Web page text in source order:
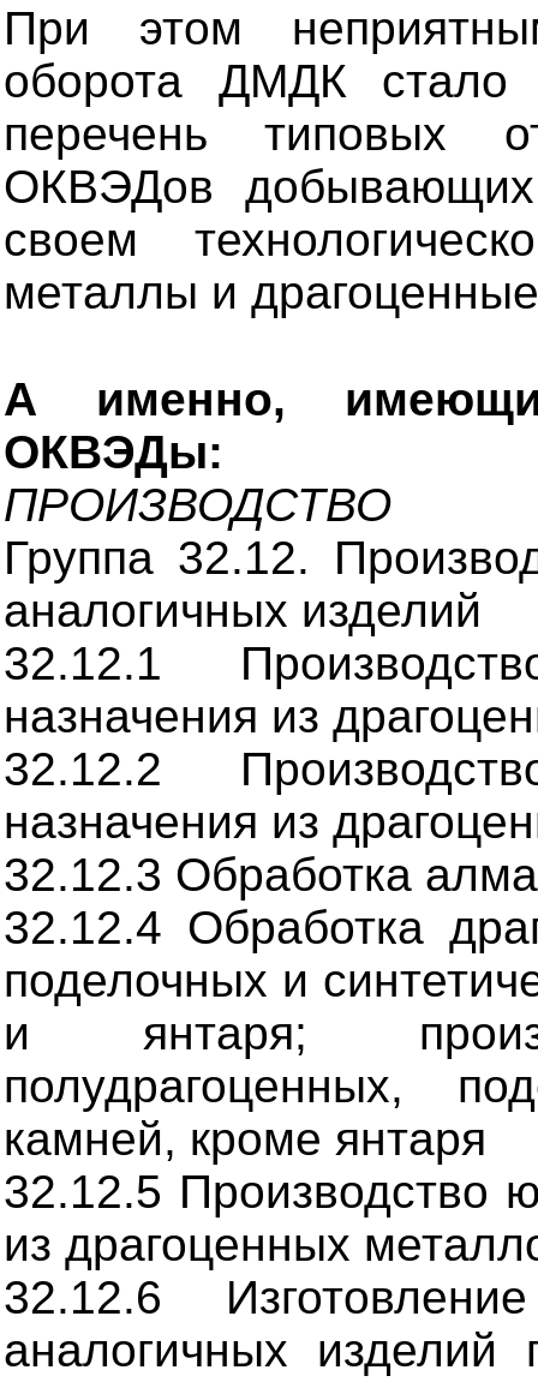
При этом
оборота ДМДК стало
перечень типовых
ОКВЭДов
своем
металлы и
А именно,
ОКВЭДы:
ПРОИЗВОДСТВО
Группа 32.12.
аналогичных изделий
32.12.1
назначения из
32.12.2
назначения из
32.12.3 Обработка
32.12.4 Обработка
поделочных и
и янтаря;
полудрагоценных,
камней, кроме янтаря
32.12.5 Производство
из драгоценных
32.12.6
аналогичных изделий